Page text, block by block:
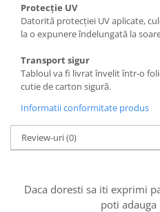
Protecție UV
Datorită protecției UV aplicate,
la o expunere îndelungată la
Transport sigur
Tabloul va fi livrat învelit într-o
cutie de carton sigură.
Informatii conformitate produs
Review-uri(0)
Daca doresti sa iti exprimi
poti